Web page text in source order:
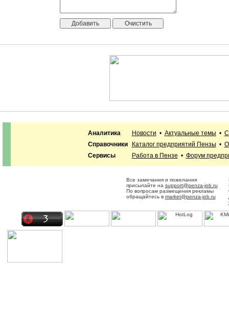
Аналитика Новости • Актуальные темы •
Справочники
Каталог предприятий Пензы •
Сервисы
Работа в Пензе • Форум
Все замечания и пожелания
присылайте на support@penza-job.ru
По вопросам размещения рекламы
обращайтесь в market@penza-job.ru